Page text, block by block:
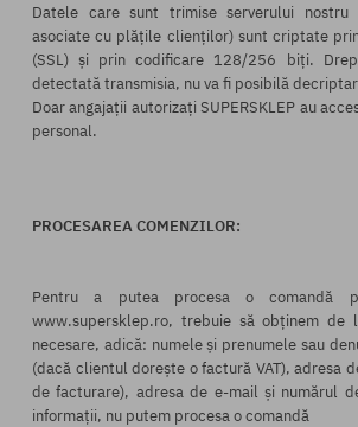
Datele care sunt trimise serverului
asociate cu plățile clienților) sunt criptate
(SSL) și prin codificare 128/256 biți.
detectată transmisia, nu va fi posibilă
Doar angajații autorizați SUPERSKLEP au
personal.
PROCESAREA COMENZILOR:
Pentru a putea procesa o comandă
www.supersklep.ro, trebuie să obținem
necesare, adică: numele și prenumele sau
(dacă clientul dorește o factură VAT), adresa
de facturare), adresa de e-mail și numărul
informații, nu putem procesa o comandă